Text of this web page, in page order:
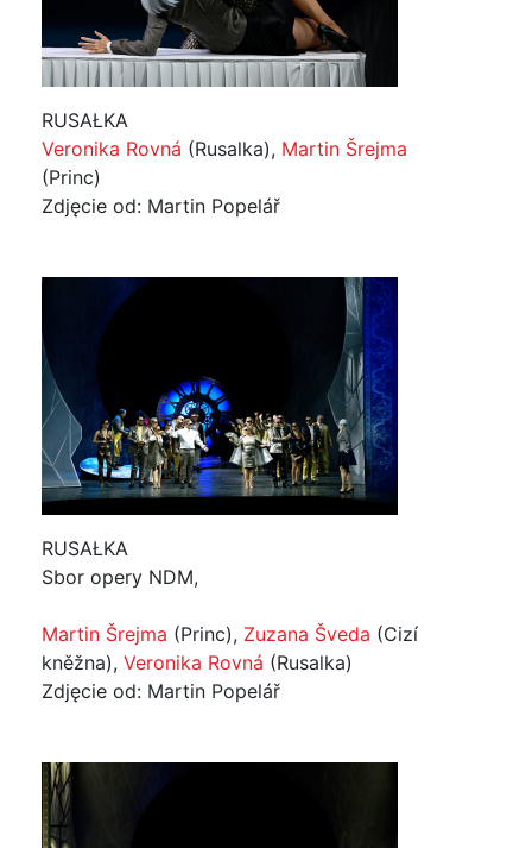
RUSAŁKA
Veronika Rovná (Rusalka), Martin Šrejma
(Princ)
Zdjęcie od: Martin Popelář
RUSAŁKA
Sbor opery NDM,
Martin Šrejma (Princ), Zuzana Šveda (Cizí
kněžna), Veronika Rovná (Rusalka)
Zdjęcie od: Martin Popelář